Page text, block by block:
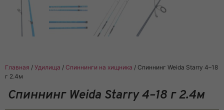
Главная / Удилища / Спиннинги на хищника / Спиннинг Weida Starry 4–18
г 2.4м
Спиннинг Weida Starry 4–18 г 2.4м